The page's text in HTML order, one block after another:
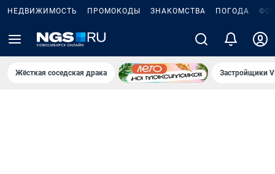
НЕДВИЖИМОСТЬ ПРОМОКОДЫ ЗНАКОМСТВА ПОГОДА
Жёсткая соседская драка Застройщики